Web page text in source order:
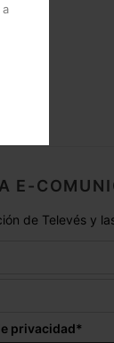
E-
de Televés y
privacidad*